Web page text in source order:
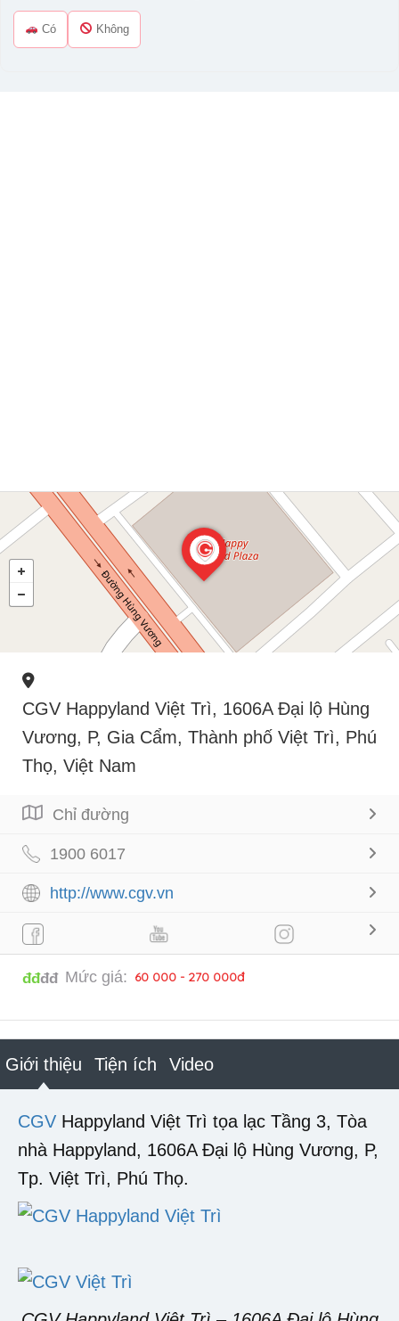
Có Không
CGV Happyland Việt Trì, 1606A Đại lộ Hùng
Vương, P, Gia Cẩm, Thành phố Việt Trì, Phú
Thọ, Việt Nam
Chỉ đường
1900 6017
http://www.cgv.vn
đđđđ Mức giá: 60 000 - 270 000đ
Giới thiệu Tiện ích Video
CGV Happyland Việt Trì tọa lạc Tầng 3, Tòa
nhà Happyland, 1606A Đại lộ Hùng Vương, P,
Tp. Việt Trì, Phú Thọ.